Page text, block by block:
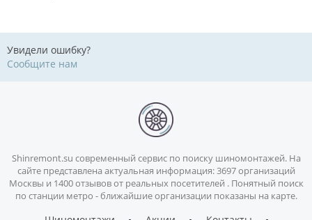
Увидели ошибку?
Сообщите нам
Shinremont.su современный сервис по поиску шиномонтажей. На
сайте представлена актуальная информация: 3697 организаций
Москвы и 1400 отзывов от реальных посетителей . Понятный поиск
по станции метро - ближайшие организации показаны на карте.